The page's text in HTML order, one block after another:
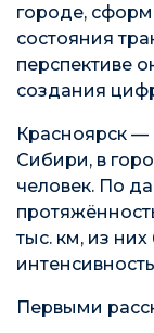
городе,
состояния
перспективе
создания
Красноярск —
Сибири, в
человек. По
тыс. км, из
Первыми